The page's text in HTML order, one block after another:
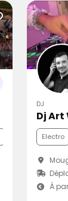
DJ
Dj Art
Electro
À